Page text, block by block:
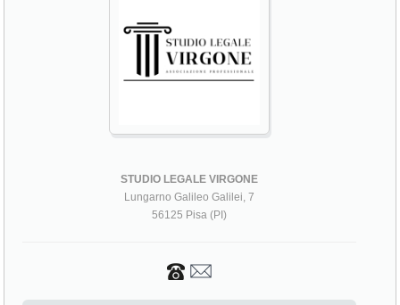
STUDIO LEGALE VIRGONE
Lungarno Galileo Galilei, 7
56125 Pisa (PI)